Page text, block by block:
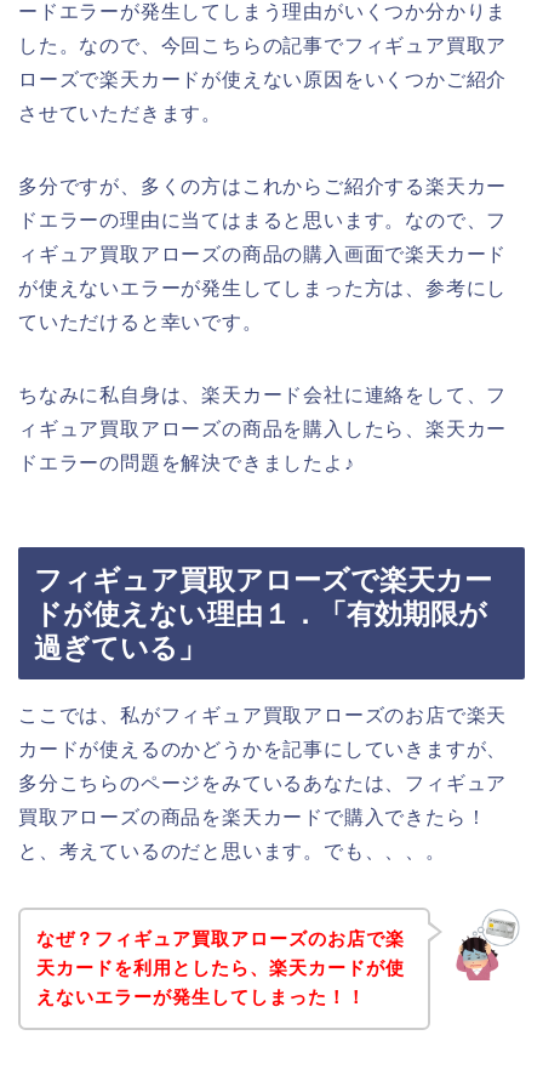
ードエラーが発生してしまう理由がいくつか分かりま
した。なので、今回こちらの記事でフィギュア買取ア
ローズで楽天カードが使えない原因をいくつかご紹介
させていただきます。
多分ですが、多くの方はこれからご紹介する楽天カー
ドエラーの理由に当てはまると思います。なので、フ
ィギュア買取アローズの商品の購入画面で楽天カード
が使えないエラーが発生してしまった方は、参考にし
ていただけると幸いです。
ちなみに私自身は、楽天カード会社に連絡をして、フ
ィギュア買取アローズの商品を購入したら、楽天カー
ドエラーの問題を解決できましたよ♪
フィギュア買取アローズで楽天カー
ドが使えない理由１．「有効期限が
過ぎている」
ここでは、私がフィギュア買取アローズのお店で楽天
カードが使えるのかどうかを記事にしていきますが、
多分こちらのページをみているあなたは、フィギュア
買取アローズの商品を楽天カードで購入できたら！
と、考えているのだと思います。でも、、、。
なぜ？フィギュア買取アローズのお店で楽
天カードを利用としたら、楽天カードが使
えないエラーが発生してしまった！！